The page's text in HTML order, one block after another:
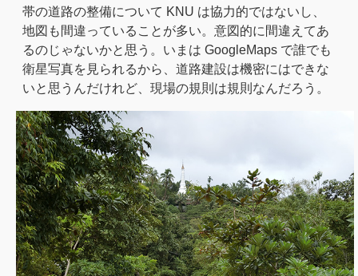
帯の道路の整備について KNU は協力的ではないし、
地図も間違っていることが多い。意図的に間違えてあ
るのじゃないかと思う。いまは GoogleMaps で誰でも
衛星写真を見られるから、道路建設は機密にはできな
いと思うんだけれど、現場の規則は規則なんだろう。